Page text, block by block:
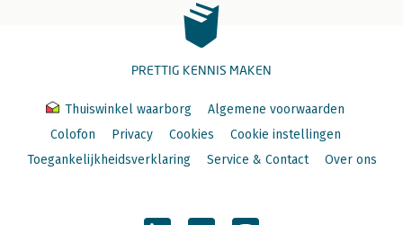
PRETTIG KENNIS MAKEN
Thuiswinkel waarborg
Algemene voorwaarden
Colofon
Privacy Cookies
Cookie instellingen
Toegankelijkheidsverklaring
Service & Contact Over ons